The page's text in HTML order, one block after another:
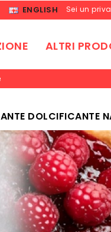
ENGLISH Sei un
ALTRI
DOLCIFICANTE